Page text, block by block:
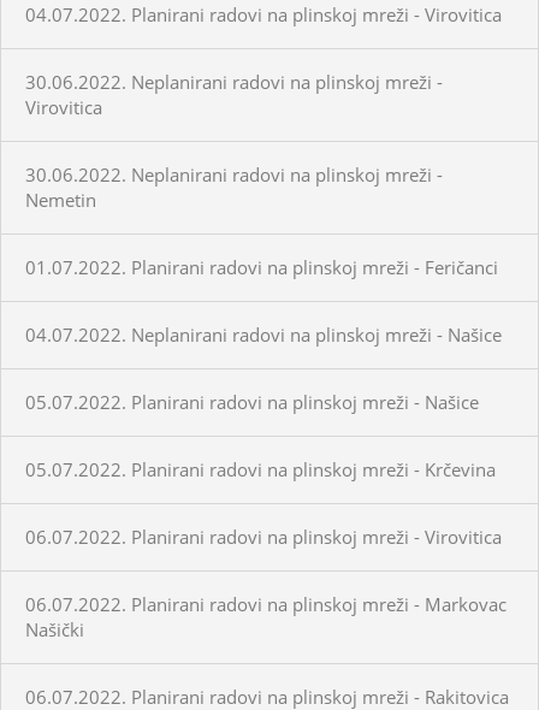
04.07.2022. Planirani radovi na plinskoj mreži - Virovitica
30.06.2022. Neplanirani radovi na plinskoj mreži -
Virovitica
30.06.2022. Neplanirani radovi na plinskoj mreži -
Nemetin
01.07.2022. Planirani radovi na plinskoj mreži - Feričanci
04.07.2022. Neplanirani radovi na plinskoj mreži - Našice
05.07.2022. Planirani radovi na plinskoj mreži - Našice
05.07.2022. Planirani radovi na plinskoj mreži - Krčevina
06.07.2022. Planirani radovi na plinskoj mreži - Virovitica
06.07.2022. Planirani radovi na plinskoj mreži - Markovac
Našički
06.07.2022. Planirani radovi na plinskoj mreži - Rakitovica